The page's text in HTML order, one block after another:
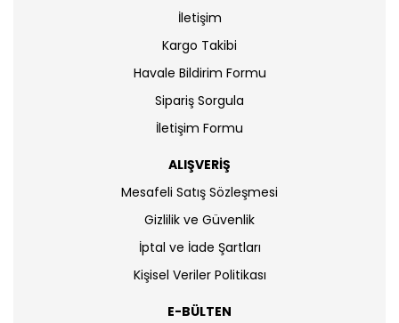
İletişim
Kargo Takibi
Havale Bildirim Formu
Sipariş Sorgula
İletişim Formu
ALIŞVERİŞ
Mesafeli Satış Sözleşmesi
Gizlilik ve Güvenlik
İptal ve İade Şartları
Kişisel Veriler Politikası
E-BÜLTEN